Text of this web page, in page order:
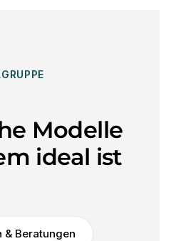
Modelle
ideal ist
& Beratungen